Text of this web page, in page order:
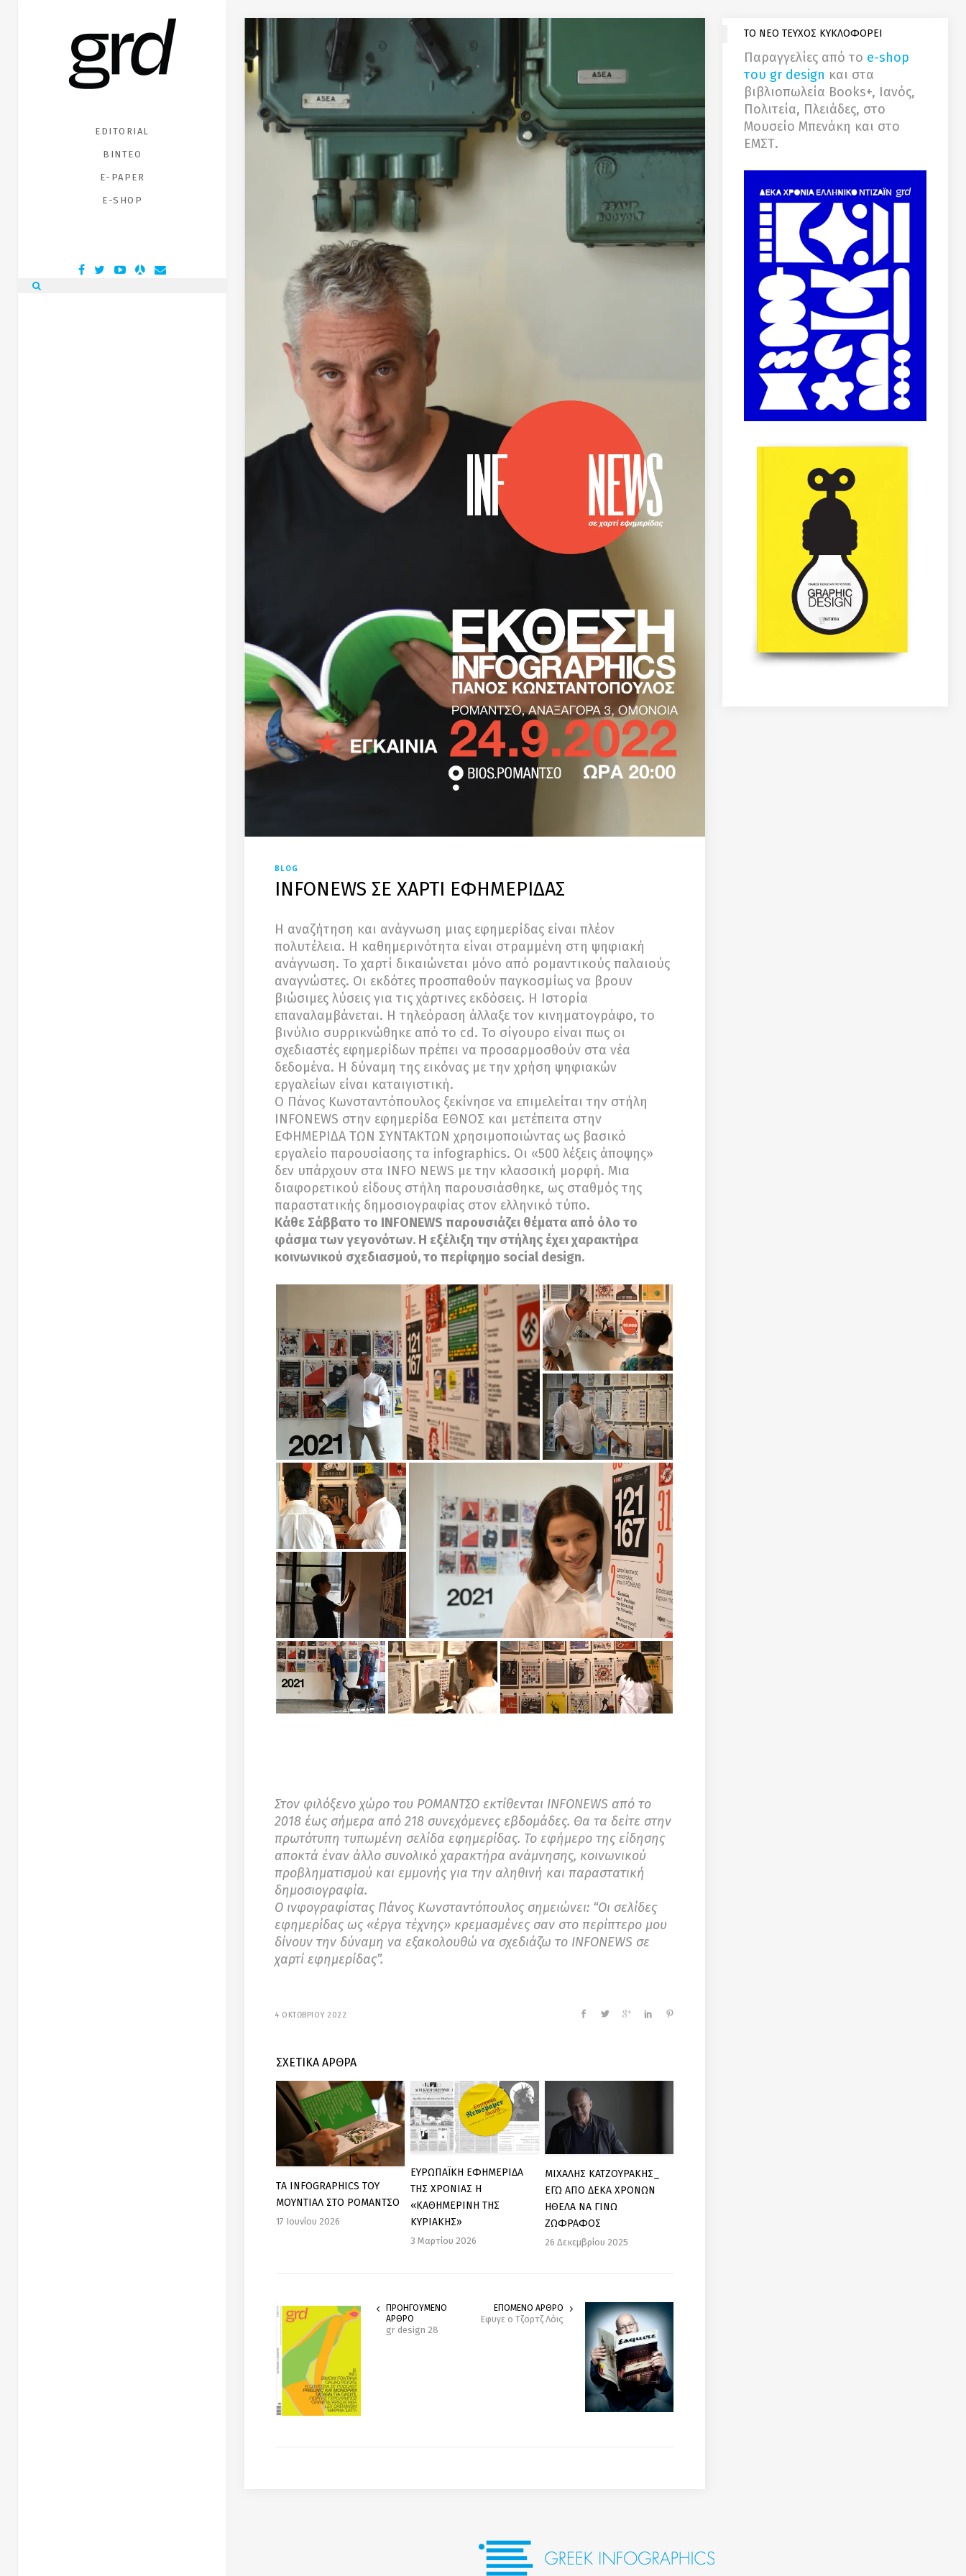
EDITORIAL
ΒΙΝΤΕΟ
E-PAPER
E-SHOP
BLOG
INFONEWS ΣΕ ΧΑΡΤΙ ΕΦΗΜΕΡΙΔΑΣ
Η αναζήτηση και ανάγνωση μιας εφημερίδας είναι πλέον
πολυτέλεια. Η καθημερινότητα είναι στραμμένη στη ψηφιακή
ανάγνωση. Το χαρτί δικαιώνεται μόνο από ρομαντικούς παλαιούς
αναγνώστες. Οι εκδότες προσπαθούν παγκοσμίως να βρουν
βιώσιμες λύσεις για τις χάρτινες εκδόσεις. Η Ιστορία
επαναλαμβάνεται. Η τηλεόραση άλλαξε τον κινηματογράφο, το
βινύλιο συρρικνώθηκε από το cd. Το σίγουρο είναι πως οι
σχεδιαστές εφημερίδων πρέπει να προσαρμοσθούν στα νέα
δεδομένα. Η δύναμη της εικόνας με την χρήση ψηφιακών
εργαλείων είναι καταιγιστική.
Ο Πάνος Κωνσταντόπουλος ξεκίνησε να επιμελείται την στήλη
INFONEWS στην εφημερίδα ΕΘΝΟΣ και μετέπειτα στην
ΕΦΗΜΕΡΙΔΑ TΩΝ ΣΥΝΤΑΚΤΩΝ χρησιμοποιώντας ως βασικό
εργαλείο παρουσίασης τα infographics. Οι «500 λέξεις άποψης»
δεν υπάρχουν στα INFO NEWS με την κλασσική μορφή. Μια
διαφορετικού είδους στήλη παρουσιάσθηκε, ως σταθμός της
παραστατικής δημοσιογραφίας στον ελληνικό τύπο.
Κάθε Σάββατο το INFONEWS παρουσιάζει θέματα από όλο το
φάσμα των γεγονότων. Η εξέλιξη την στήλης έχει χαρακτήρα
κοινωνικού σχεδιασμού, το περίφημο social design.
Στον φιλόξενο χώρο του ΡΟΜΑΝΤΣΟ εκτίθενται INFONEWS από το
2018 έως σήμερα από 218 συνεχόμενες εβδομάδες. Θα τα δείτε στην
πρωτότυπη τυπωμένη σελίδα εφημερίδας. Το εφήμερο της είδησης
αποκτά έναν άλλο συνολικό χαρακτήρα ανάμνησης, κοινωνικού
προβληματισμού και εμμονής για την αληθινή και παραστατική
δημοσιογραφία.
Ο ινφογραφίστας Πάνος Κωνσταντόπουλος σημειώνει: “Οι σελίδες
εφημερίδας ως «έργα τέχνης» κρεμασμένες σαν στο περίπτερο μου
δίνουν την δύναμη να εξακολουθώ να σχεδιάζω το INFONEWS σε
χαρτί εφημερίδας”.
4 ΟΚΤΩΒΡΙΟΥ 2022
ΣΧΕΤΙΚΑ ΑΡΘΡΑ
TΑ INFOGRAPHICS ΤΟΥ
ΜΟΥΝΤΙΑΛ ΣΤΟ ΡΟΜΑΝΤΣΟ
17 Ιουνίου 2026
ΕΥΡΩΠΑΪΚΗ ΕΦΗΜΕΡΙΔΑ
ΤΗΣ ΧΡΟΝΙΑΣ Η
«ΚΑΘΗΜΕΡΙΝΗ ΤΗΣ
ΚΥΡΙΑΚΗΣ»
3 Μαρτίου 2026
ΜΙΧΑΛΗΣ ΚΑΤΖΟΥΡΑΚΗΣ_
ΕΓΩ ΑΠΟ ΔΕΚΑ ΧΡΟΝΩΝ
ΗΘΕΛΑ ΝΑ ΓΙΝΩ
ΖΩΦΡΑΦΟΣ
26 Δεκεμβρίου 2025
ΠΡΟΗΓΟΥΜΕΝΟ
ΑΡΘΡΟ
gr design 28
ΕΠΟΜΕΝΟ ΑΡΘΡΟ
Εφυγε ο Τζορτζ Λόις
ΤΟ ΝΕΟ ΤΕΥΧΟΣ ΚΥΚΛΟΦΟΡΕΙ
Παραγγελίες από το e-shop
του gr design και στα
βιβλιοπωλεία Books+, Ιανός,
Πολιτεία, Πλειάδες, στο
Μουσείο Μπενάκη και στο
ΕΜΣΤ.